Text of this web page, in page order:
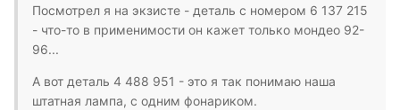
Посмотрел я на экзисте - деталь с номером 6 137 215
- что-то в применимости он кажет только мондео 92-
96...
А вот деталь 4 488 951 - это я так понимаю наша
штатная лампа, с одним фонариком.